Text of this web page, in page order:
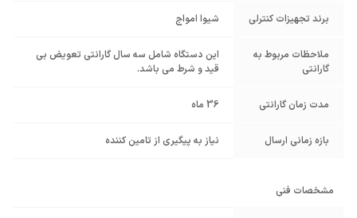
برند تجهیزات کنترلی شیوا امواج
ملاحظات مربوط به
گارانتی
این دستگاه شامل سه سال گارانتی تعویض بی
قید و شرط می باشد.
مدت زمان گارانتی 36 ماه
بازه زمانی ارسال نیاز به پیگیری از تامین کننده
مشخصات فنی